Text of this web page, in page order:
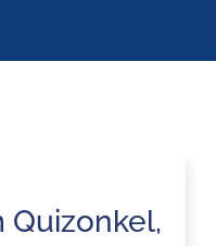
Quizonkel,